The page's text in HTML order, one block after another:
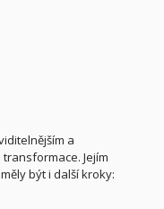
a
Jejím
být i další kroky: